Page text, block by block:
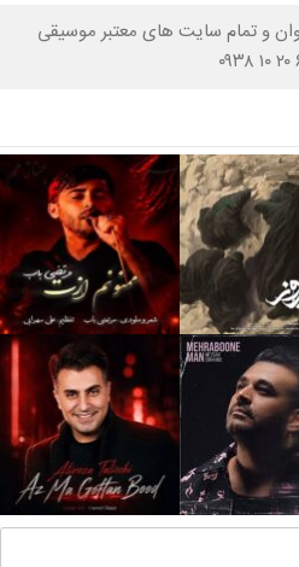
و تمام سایت های معتبر موسیقی
۱۰ ۲۰ ۶۹۲